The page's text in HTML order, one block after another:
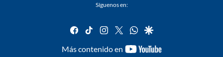
Síguenos en:
facebook
tiktok instagram
twitterwhatsapp
google
Más contenido en
youtube-